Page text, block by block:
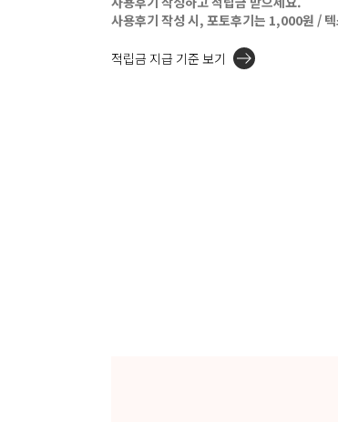
사용후기 작성 시, 포토후기는 1,000원 /
적립금 지급 기준 보기